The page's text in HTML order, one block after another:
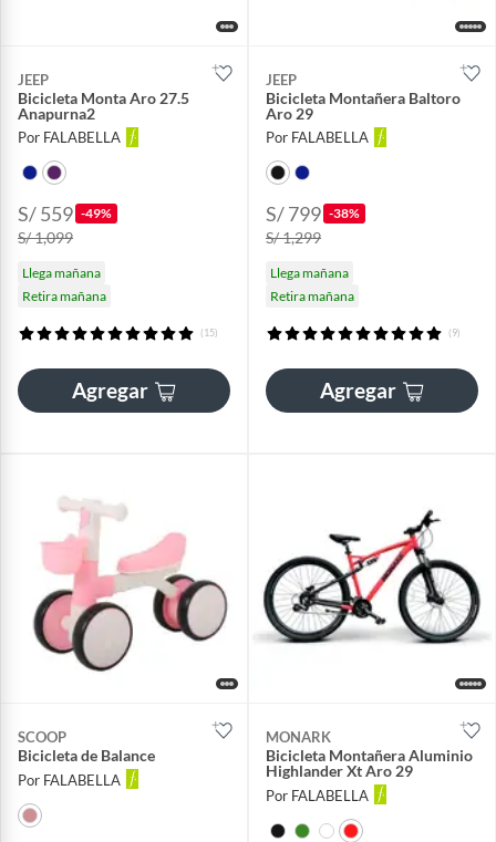
JEEP
Bicicleta Monta Aro 27.5
Anapurna2
Por FALABELLA
S/ 559 -49%
S/ 1,099
Llega mañana
Retira mañana
(15)
Agregar
JEEP
Bicicleta Montañera Baltoro
Aro 29
Por FALABELLA
S/ 799 -38%
S/ 1,299
Llega mañana
Retira mañana
(9)
Agregar
SCOOP
Bicicleta de Balance
Por FALABELLA
MONARK
Bicicleta Montañera Aluminio
Highlander Xt Aro 29
Por FALABELLA